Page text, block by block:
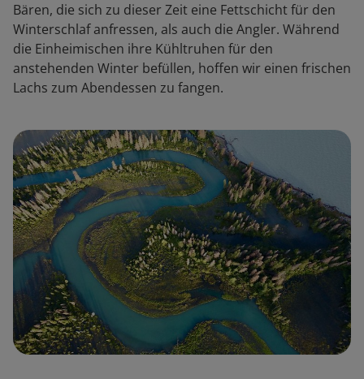
Bären, die sich zu dieser Zeit eine Fettschicht für den
Winterschlaf anfressen, als auch die Angler. Während
die Einheimischen ihre Kühltruhen für den
anstehenden Winter befüllen, hoffen wir einen frischen
Lachs zum Abendessen zu fangen.